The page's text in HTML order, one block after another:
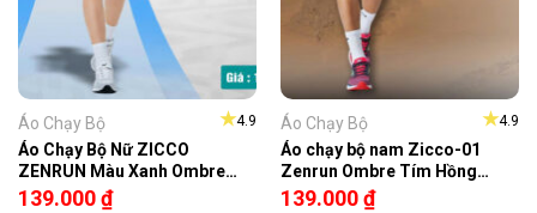
★4.9
Áo Chạy Bộ
Áo Chạy Bộ Nữ ZICCO
ZENRUN Màu Xanh Ombre
Năng Động
139.000₫
★4.9
Áo Chạy Bộ
Áo chạy bộ nam Zicco-01
Zenrun Ombre Tím Hồng
Trắng
139.000₫